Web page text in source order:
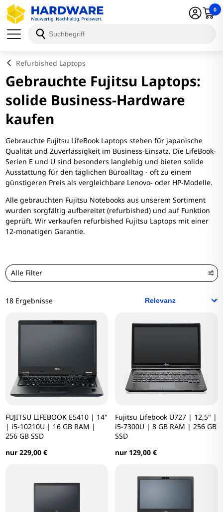
0
Refurbished Laptops
Gebrauchte Fujitsu Laptops:
solide Business-Hardware
kaufen
Gebrauchte Fujitsu LifeBook Laptops stehen für japanische
Qualität und Zuverlässigkeit im Business-Einsatz. Die LifeBook-
Serien E und U sind besonders langlebig und bieten solide
Ausstattung für den täglichen Büroalltag - oft zu einem
günstigeren Preis als vergleichbare Lenovo- oder HP-Modelle.
Alle gebrauchten Fujitsu Notebooks aus unserem Sortiment
wurden sorgfältig aufbereitet (refurbished) und auf Funktion
geprüft. Wir verkaufen refurbished Fujitsu Laptops mit einer
12-monatigen Garantie.
Alle Filter
18 Ergebnisse
FUJITSU LIFEBOOK E5410 | 14"
| i5-10210U | 16 GB RAM |
256 GB SSD
nur 229,00 €
Fujitsu Lifebook U727 | 12,5" |
i5-7300U | 8 GB RAM | 256 GB
SSD
nur 129,00 €